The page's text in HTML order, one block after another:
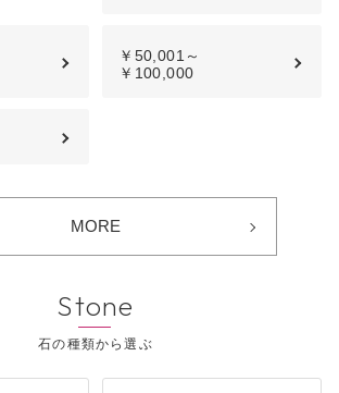
￥50,001～
￥100,000
MORE
Stone